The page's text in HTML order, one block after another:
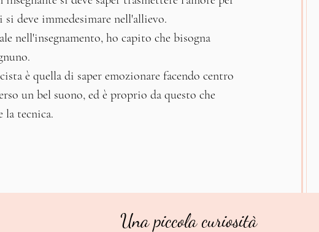
si deve immedesimare nell'allievo.
nell'insegnamento, ho capito che bisogna
è quella di saper emozionare facendo centro
un bel suono, ed è proprio da questo che
la tecnica.
Una piccola curiosità